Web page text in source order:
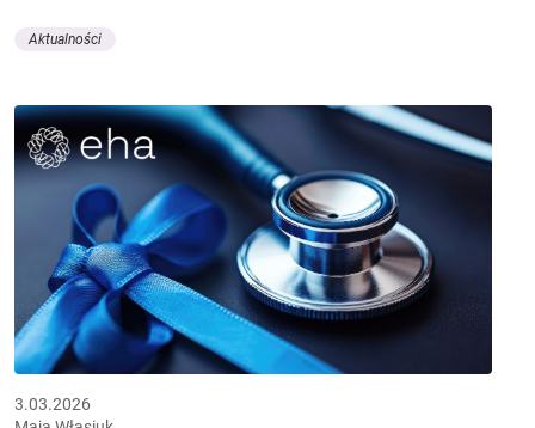
Aktualności
3.03.2026